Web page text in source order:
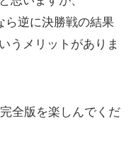
ら逆に決勝戦の結果
うメリットがありま
全版を楽しんでくだ